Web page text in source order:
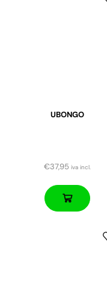
UBONGO
€37,95 iva incl.